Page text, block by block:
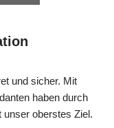
und sicher. Mit
haben durch
unser oberstes Ziel.